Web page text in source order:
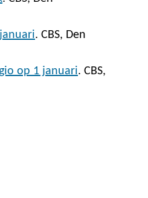
. CBS, Den
op 1 januari. CBS,